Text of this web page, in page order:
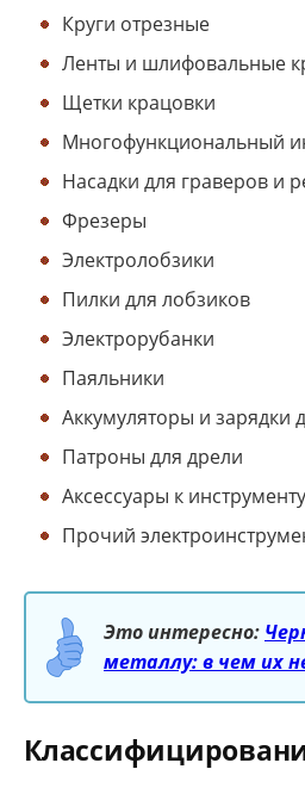
Круги отрезные
Ленты и шлифовальные
Щетки крацовки
Многофункциональный
Насадки для граверов и
Фрезеры
Электролобзики
Пилки для лобзиков
Электрорубанки
Паяльники
Аккумуляторы и зарядки
Патроны для дрели
Аксессуары к инструменту
Прочий
Это интересно:
металлу: в чем их